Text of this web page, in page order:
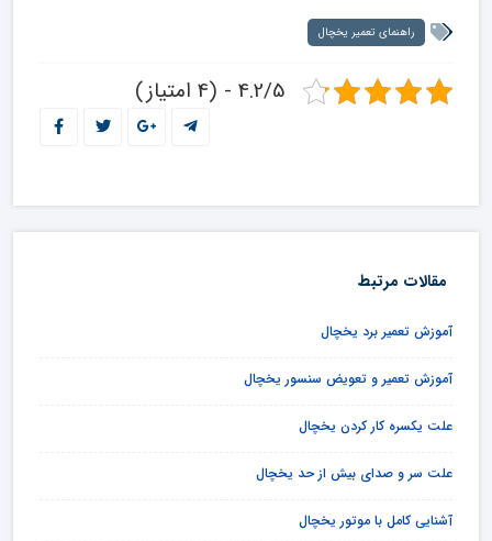
راهنمای تعمیر یخچال
4.2/5 - (4 امتیاز)
مقالات مرتبط
آموزش تعمیر برد یخچال
آموزش تعمیر و تعویض سنسور یخچال
علت یکسره کار کردن یخچال
علت سر و صدای بیش از حد یخچال
آشنایی کامل با موتور یخچال